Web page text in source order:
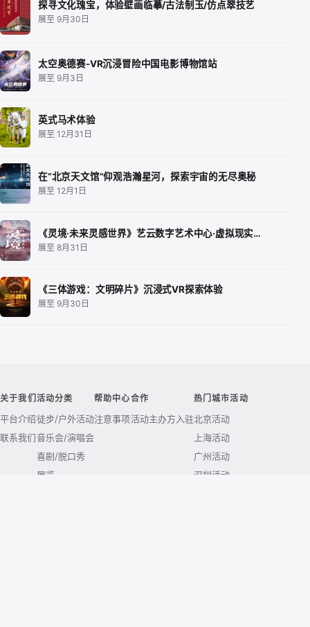
探寻文化瑰宝，体验壁画临摹/古法制玉/仿点翠技艺
展至 9月30日
太空奥德赛-VR沉浸冒险中国电影博物馆站
展至 9月3日
英式马术体验
展至 12月31日
在“北京天文馆”仰观浩瀚星河，探索宇宙的无尽奥秘
展至 12月1日
《灵境·未来灵感世界》艺云数字艺术中心·虚拟现实…
展至 8月31日
《三体游戏：文明碎片》沉浸式VR探索体验
展至 9月30日
关于我们
平台介绍
联系我们
活动分类
徒步/户外活动
音乐会/演唱会
喜剧/脱口秀
展览
帮助中心
注意事项
合作
活动主办方入驻
热门城市活动
北京活动
上海活动
广州活动
深圳活动